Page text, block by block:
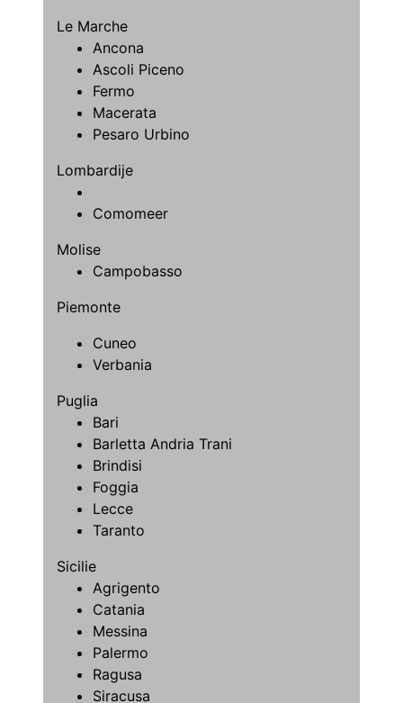
Le Marche
Ancona
Ascoli Piceno
Fermo
Macerata
Pesaro Urbino
Lombardije
Comomeer
Molise
Campobasso
Piemonte
Cuneo
Verbania
Puglia
Bari
Barletta Andria Trani
Brindisi
Foggia
Lecce
Taranto
Sicilie
Agrigento
Catania
Messina
Palermo
Ragusa
Siracusa